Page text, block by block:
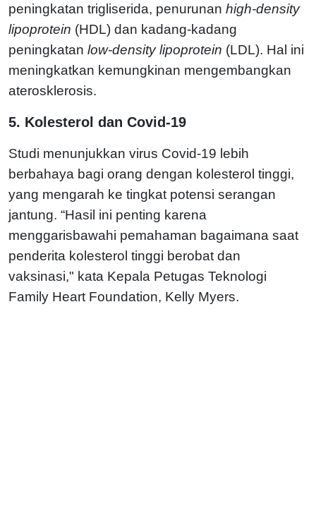
peningkatan trigliserida, penurunan high-density
lipoprotein (HDL) dan kadang-kadang
peningkatan low-density lipoprotein (LDL). Hal ini
meningkatkan kemungkinan mengembangkan
aterosklerosis.
5. Kolesterol dan Covid-19
Studi menunjukkan virus Covid-19 lebih
berbahaya bagi orang dengan kolesterol tinggi,
yang mengarah ke tingkat potensi serangan
jantung. “Hasil ini penting karena
menggarisbawahi pemahaman bagaimana saat
penderita kolesterol tinggi berobat dan
vaksinasi," kata Kepala Petugas Teknologi
Family Heart Foundation, Kelly Myers.